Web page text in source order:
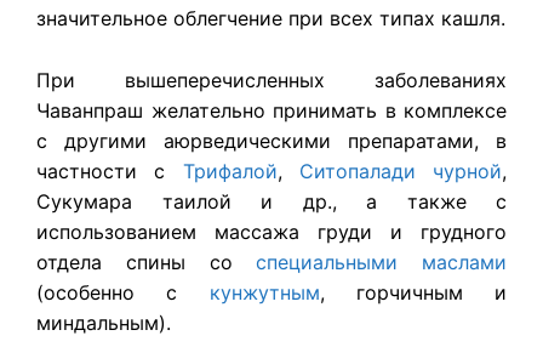
значительное облегчение при всех типах кашля.
При вышеперечисленных заболеваниях
Чаванпраш желательно принимать в комплексе
с другими аюрведическими препаратами, в
частности с Трифалой, Ситопалади чурной,
Сукумара таилой и др., а также с
использованием массажа груди и грудного
отдела спины соспециальными маслами
(особенно с кунжутным, горчичным и
миндальным).